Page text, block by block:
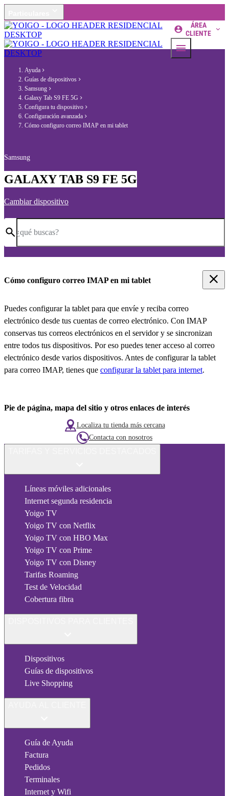
ÁREA
CLIENTE
Ayuda
Guías de dispositivos
Samsung
Galaxy Tab S9 FE 5G
Configura tu dispositivo
Configuración avanzada
Cómo configuro correo IMAP en mi tablet
Samsung
GALAXY TAB S9 FE 5G
Cambiar dispositivo
¿qué buscas?
Cómo configuro correo IMAP en mi tablet
Puedes configurar la tablet para que envíe y reciba correo
electrónico desde tus cuentas de correo electrónico. Con IMAP
conservas tus correos electrónicos en el servidor y se sincronizan
entre todos tus dispositivos. Por eso puedes tener acceso al correo
electrónico desde varios dispositivos. Antes de configurar la tablet
para correo IMAP, tienes que configurar la tablet para internet.
Pie de página, mapa del sitio y otros enlaces de interés
Localiza tu tienda más cercana
Contacta con nosotros
Líneas móviles adicionales
Internet segunda residencia
Yoigo TV
Yoigo TV con Netflix
Yoigo TV con HBO Max
Yoigo TV con Prime
Yoigo TV con Disney
Tarifas Roaming
Test de Velocidad
Cobertura fibra
Dispositivos
Guías de dispositivos
Live Shopping
Guía de Ayuda
Factura
Pedidos
Terminales
Internet y Wifi